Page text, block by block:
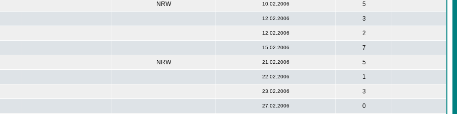
NRW 10.02.2006 5
12.02.2006 3
12.02.2006 2
15.02.2006 7
NRW 21.02.2006 5
22.02.2006 1
23.02.2006 3
27.02.2006 0